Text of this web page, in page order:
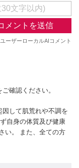
確認ください。
して肌荒れや不調を
自身の体質及び健康
い。 また、全ての方